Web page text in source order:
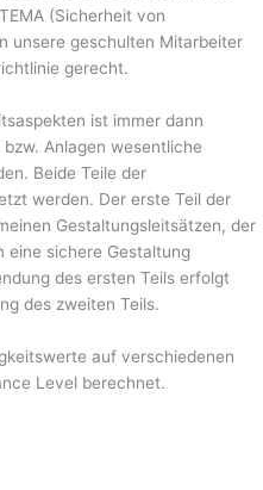
(Sicherheit von
unsere geschulten Mitarbeiter
gerecht.
ist immer dann
Anlagen wesentliche
Beide Teile der
werden. Der erste Teil der
Gestaltungsleitsätzen, der
eine sichere Gestaltung
des ersten Teils erfolgt
des zweiten Teils.
auf verschiedenen
Level berechnet.